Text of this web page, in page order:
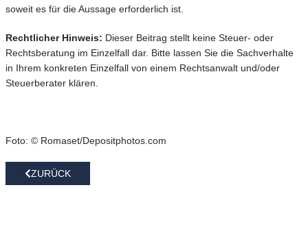
soweit es für die Aussage erforderlich ist.
Rechtlicher Hinweis: Dieser Beitrag stellt keine Steuer- oder
Rechtsberatung im Einzelfall dar. Bitte lassen Sie die Sachverhalte
in Ihrem konkreten Einzelfall von einem Rechtsanwalt und/oder
Steuerberater klären.
Foto: © Romaset/Depositphotos.com
ZURÜCK